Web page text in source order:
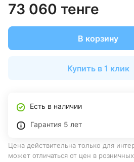
73 060 тенге
В корзину
Купить в 1 клик
Есть в наличии
Гарантия 5 лет
Цена действительна только для
может отличаться от цен в